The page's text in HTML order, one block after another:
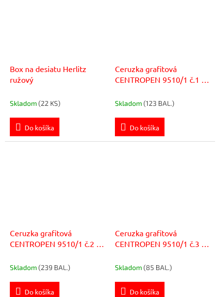
Box na desiatu Herlitz
ružový
Skladom(22 KS)
Do košíka
Ceruzka grafitová
CENTROPEN 9510/1 č.1 ,
Skladom(123 BAL.)
Do košíka
Ceruzka grafitová
CENTROPEN 9510/1 č.2 ,
Skladom(239 BAL.)
Do košíka
Ceruzka grafitová
CENTROPEN 9510/1 č.3 ,
Skladom(85 BAL.)
Do košíka